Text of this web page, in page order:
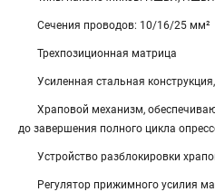
Сечения проводов: 10/16/25 мм²
Трехпозиционная матрица
Усиленная стальная
Храповой механизм,
до завершения полного цикла
Устройство разблокировки
Регулятор прижимного усилия